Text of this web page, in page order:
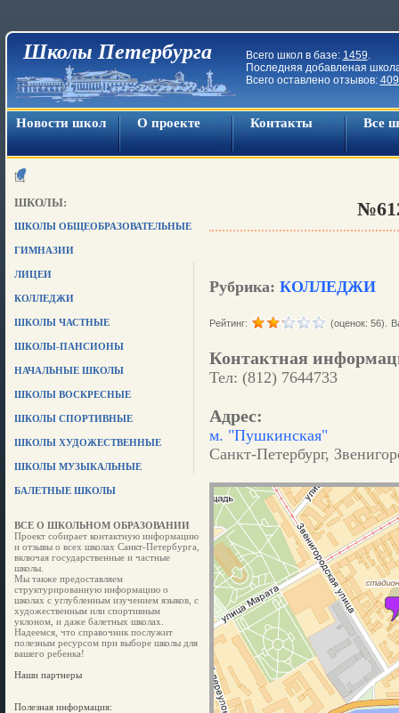
Школы Петербурга Всего школ в базе: 1459.
Последняя добавленая
Всего оставлено отзывов:
Новости школ О проекте Контакты Все
ШКОЛЫ:
ШКОЛЫ ОБЩЕОБРАЗОВАТЕЛЬНЫЕ
ГИМНАЗИИ
ЛИЦЕИ
КОЛЛЕДЖИ
ШКОЛЫ ЧАСТНЫЕ
ШКОЛЫ-ПАНСИОНЫ
НАЧАЛЬНЫЕ ШКОЛЫ
ШКОЛЫ ВОСКРЕСНЫЕ
ШКОЛЫ СПОРТИВНЫЕ
ШКОЛЫ ХУДОЖЕСТВЕННЫЕ
ШКОЛЫ МУЗЫКАЛЬНЫЕ
БАЛЕТНЫЕ ШКОЛЫ
ВСЕ О ШКОЛЬНОМ ОБРАЗОВАНИИ
Проект собирает контактную информацию
и отзывы о всех школах Санкт-Петербурга,
включая государственные и частные
школы.
Мы также предоставляем
структурированную информацию о
школах с углубленным изучением языков, с
художественным или спортивным
уклоном, и даже балетных школах.
Надеемся, что справочник послужит
полезным ресурсом при выборе школы для
вашего ребенка!
Наши партнеры
Полезная информация:
Рубрика: КОЛЛЕДЖИ
Рейтинг: (оценок: 56).
Контактная
Тел: (812) 7644733
Адрес:
м. "Пушкинская"
Санкт-Петербург,